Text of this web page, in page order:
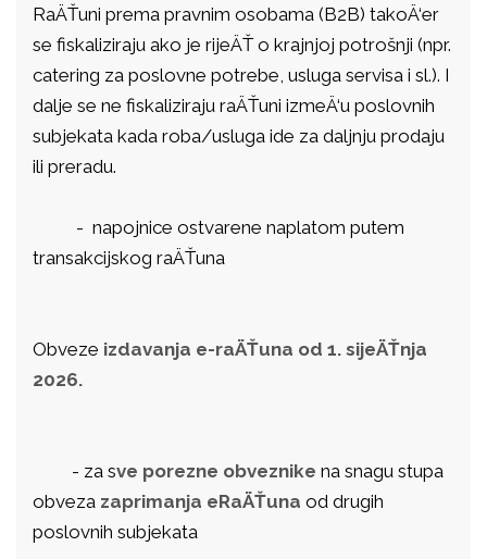
RaÄŤuni prema pravnim osobama (B2B) takoÄ‘er
se fiskaliziraju ako je rijeÄŤ o krajnjoj potrošnji (npr.
catering za poslovne potrebe, usluga servisa i sl.). I
dalje se ne fiskaliziraju raÄŤuni izmeÄ‘u poslovnih
subjekata kada roba/usluga ide za daljnju prodaju
ili preradu.
- napojnice ostvarene naplatom putem
transakcijskog raÄŤuna
Obveze izdavanja e-raÄŤuna od 1. sijeÄŤnja
2026.
- za sve porezne obveznike na snagu stupa
obveza zaprimanja eRaÄŤuna od drugih
poslovnih subjekata